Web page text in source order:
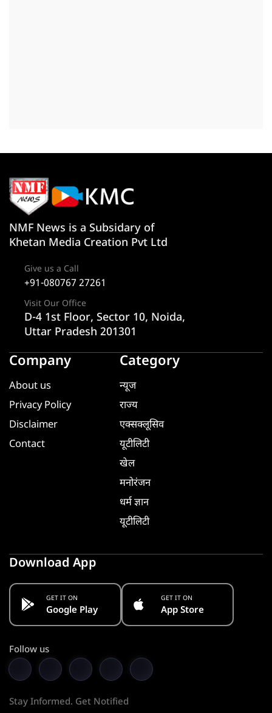
NMF News is a Subsidary of
Khetan Media Creation Pvt Ltd
Give us a Call
+91-080767 27261
Visit Our Office
D-4 1st Floor, Sector 10, Noida,
Uttar Pradesh 201301
Company
About us
Privacy Policy
Disclaimer
Contact
Category
न्यूज
राज्य
एक्सक्लूसिव
यूटीलिटी
खेल
मनोरंजन
धर्म ज्ञान
यूटीलिटी
Download App
GET IT ON
Google Play
GET IT ON
App Store
Follow us
Stay Informed. Get Notified